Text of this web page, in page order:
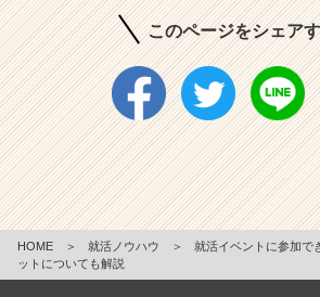
このページをシェア
HOME ＞ 就活ノウハウ ＞
就活イベントに参加で
ットについても解説